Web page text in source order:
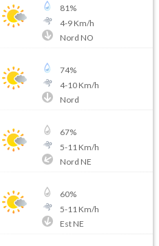
81%
4-9Km/h
Nord NO
74%
4-10Km/h
Nord
67%
5-11 Km/h
Nord NE
60%
5-11 Km/h
Est NE